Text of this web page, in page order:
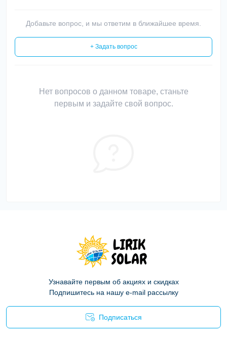
Добавьте вопрос, и мы ответим в ближайшее время.
+ Задать вопрос
Нет вопросов о данном товаре, станьте
первым и задайте свой вопрос.
Узнавайте первым об акциях и скидках
Подпишитесь на нашу e-mail рассылку
Подписаться